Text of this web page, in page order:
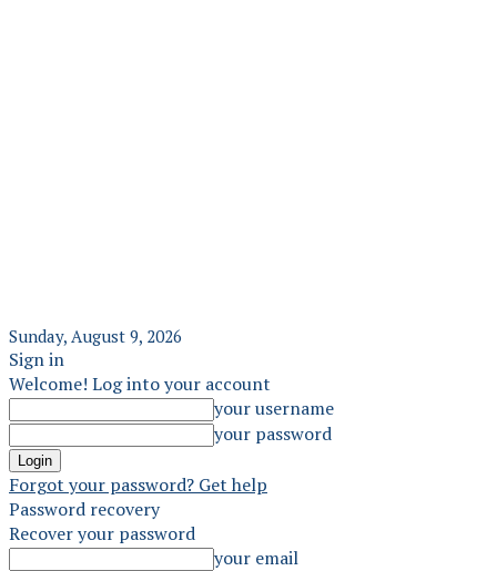
Sunday, August 9, 2026
Sign in
Welcome! Log into your account
your username
your password
Forgot your password? Get help
Password recovery
Recover your password
your email